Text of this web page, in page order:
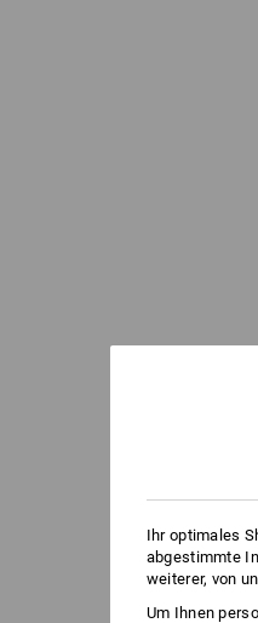
Ihr optimales
abgestimmte
weiterer, von
Um Ihnen